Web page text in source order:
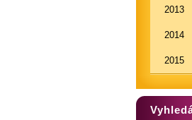
2013
2014
2015